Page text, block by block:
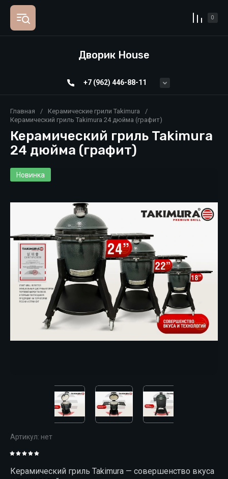
0
Дворик House
+7 (962) 446-88-11
Главная / Керамические грили Takimura
/
Керамический гриль Takimura 24 дюйма (графит)
Керамический гриль Takimura
24 дюйма (графит)
Новинка
Артикул: нет
Керамический гриль Takimura — совершенство вкуса